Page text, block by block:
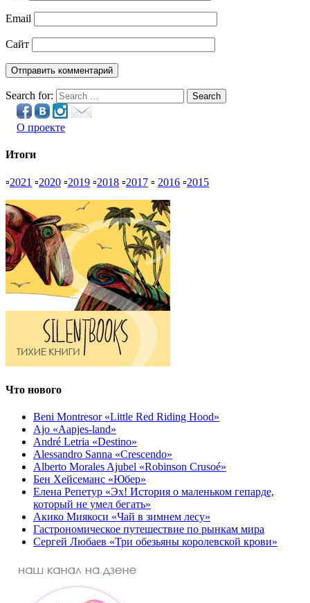
Email
Сайт
Search for: Search
О проекте
Итоги
▫2021 ▫2020 ▫2019 ▫2018 ▫2017 ▫ 2016 ▫2015
Что нового
Beni Montresor «Little Red Riding Hood»
Ajo «Aapjes-land»
André Letria «Destino»
Alessandro Sanna «Crescendo»
Alberto Morales Ajubel «Robinson Crusoé»
Бен Хейсеманс «Юбер»
Елена Репетур «Эх! История о маленьком гепарде,
который не умел бегать»
Акико Миякоси «Чай в зимнем лесу»
Гастрономическое путешествие по рынкам мира
Сергей Любаев «Три обезьяны королевской крови»